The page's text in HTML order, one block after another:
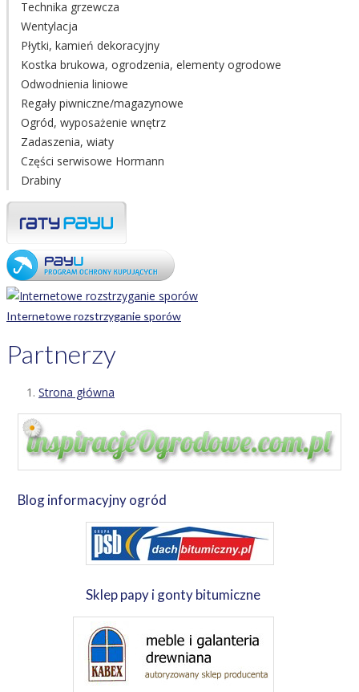
Technika grzewcza
Wentylacja
Płytki, kamień dekoracyjny
Kostka brukowa, ogrodzenia, elementy ogrodowe
Odwodnienia liniowe
Regały piwniczne/magazynowe
Ogród, wyposażenie wnętrz
Zadaszenia, wiaty
Części serwisowe Hormann
Drabiny
Internetowe rozstrzyganie sporów
Partnerzy
Strona główna
Blog informacyjny ogród
Sklep papy i gonty bitumiczne